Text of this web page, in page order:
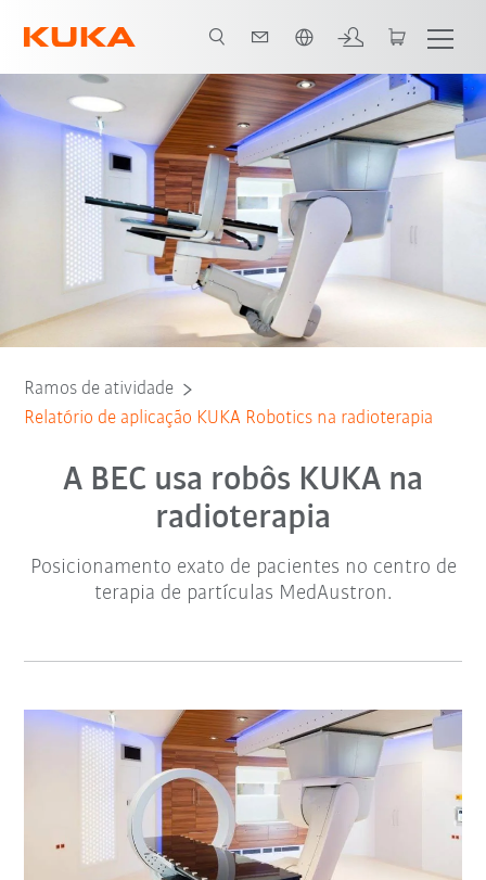
Todos os parceiros do sistema
Ramos de atividade
Relatório de aplicação KUKA Robotics na radioterapia
A BEC usa robôs KUKA na
radioterapia
Posicionamento exato de pacientes no centro de
terapia de partículas MedAustron.